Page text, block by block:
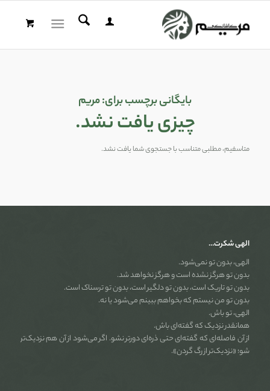
بایگانی برچسب برای:مریم
چیزی یافت نشد.
متاسفیم، مطلبی متناسب با جستجوی شما یافت نشد.
الهی شکرت…
الهی، بدون تو نمی‌شود.
بدون تو هرگز نشده است و هرگز نخواهد شد.
بدون تو تاریک است، بدون تو دلگیر است، بدون تو ترسناک است.
بدون تو من نیستم که بخواهم ببینم می‌شود یا نه.
الهی، تو باش.
همانقدر نزدیک که گفته‌ای باش.
از آن فاصله‌ای که گفته‌ای حتی ذره‌ای دورتر نشو. اگر می‌شود از آن هم نزدیک‌تر
شو؛ «نزدیک‌تر از رگ گردن».